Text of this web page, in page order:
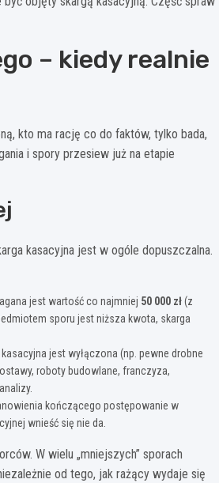
– kiedy realnie
kto ma rację co do faktów, tylko bada,
i spory przesiew już na etapie
kasacyjna jest w ogóle dopuszczalna.
jest wartość co najmniej 50 000 zł(z
sporu jest niższa kwota, skarga
jest wyłączona (np. pewne drobne
roboty budowlane, franczyza,
kończącego postępowanie w
wnieść się nie da.
W wielu „mniejszych” sporach
od tego, jak rażący wydaje się